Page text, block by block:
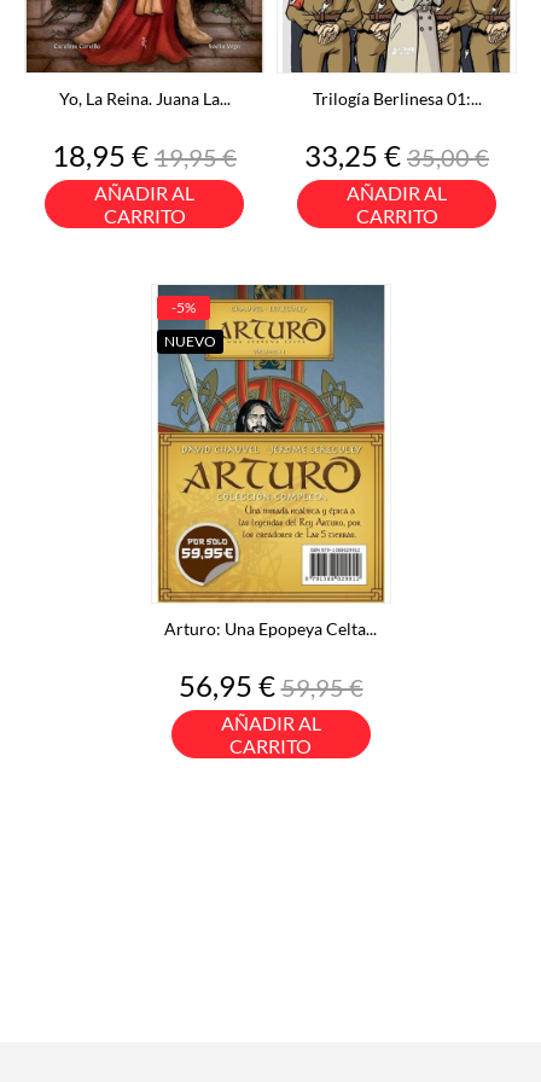
Yo, La Reina. Juana La...
Precio
18,95 €Precio
base
19,95 €
AÑADIR AL
CARRITO
Trilogía Berlinesa 01:...
Precio
33,25 €Precio
base
35,00 €
AÑADIR AL
CARRITO
Arturo: Una Epopeya Celta...
Precio
56,95 €Precio
base
59,95 €
AÑADIR AL
CARRITO
-5%
NUEVO